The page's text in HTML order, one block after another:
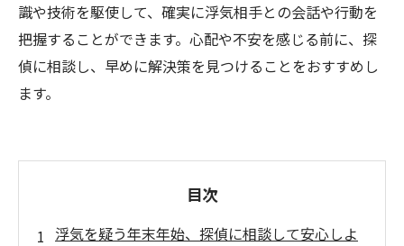
識や技術を駆使して、確実に浮気相手との会話や行動を
把握することができます。心配や不安を感じる前に、探
偵に相談し、早めに解決策を見つけることをおすすめし
ます。
目次
浮気を疑う年末年始、探偵に相談して安心しよ